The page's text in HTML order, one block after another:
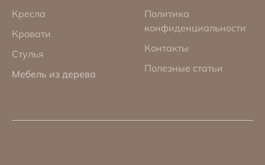
Кресла
Кровати
Стулья
Мебель из дерева
Политика
конфиденциальности
Контакты
Полезные статьи